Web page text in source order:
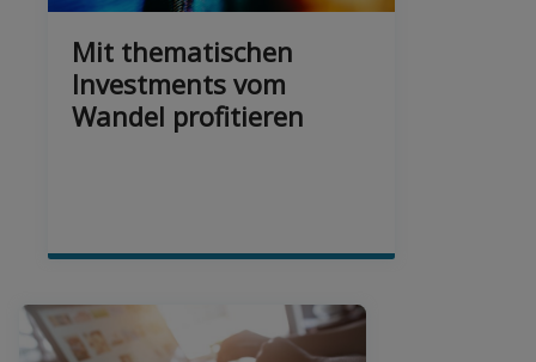
Mit thematischen
Investments vom
Wandel profitieren